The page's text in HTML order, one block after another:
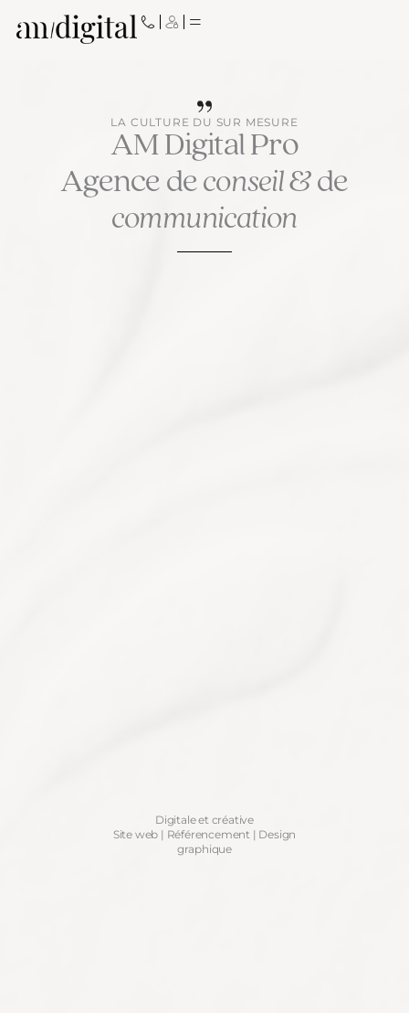
LA CULTURE DU SUR MESURE
AM Digital Pro
Agence deconseil& de
communication
Digitale et créative
Site web | Référencement | Design
graphique